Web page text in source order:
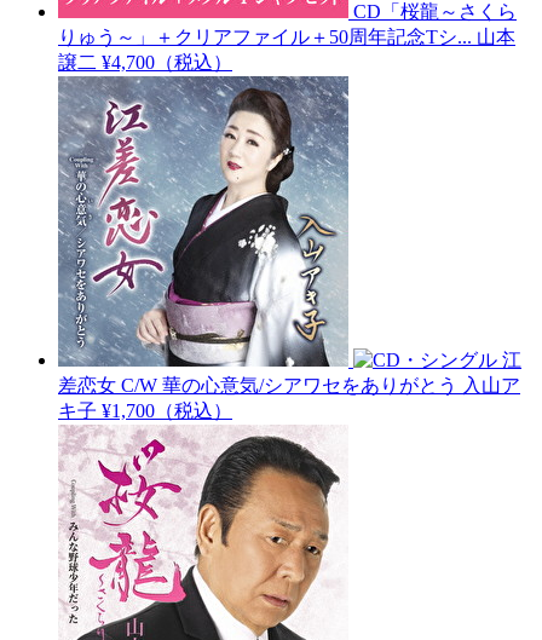
CD「桜龍～さくら
りゅう～」＋クリアファイル＋50周年記念Tシ... 山本
譲二 ¥4,700（税込）
江
差恋女 C/W 華の心意気/シアワセをありがとう
入山ア
キ子 ¥1,700（税込）